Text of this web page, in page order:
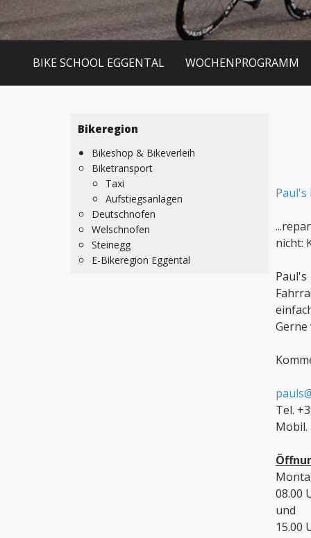
BIKE SCHOOL EGGENTAL WOCHENPROGRAMM
Bikeregion
Bikeshop & Bikeverleih
Biketransport
Taxi
Aufstiegsanlagen
Deutschnofen
Welschnofen
Steinegg
E-Bikeregion Eggental
Paul's
nicht:
Tel.
Mobil.
08.00
und
15.00